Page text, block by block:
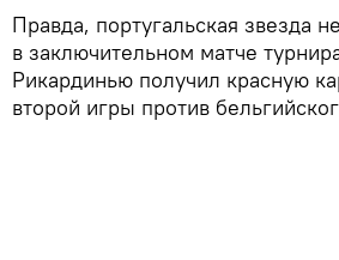
Правда, португальская звезда
в заключительном матче
Рикардинью получил красную
второй игры против